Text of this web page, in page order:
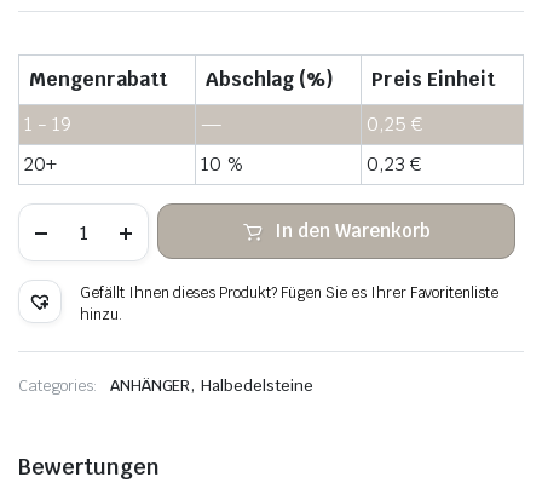
Mengenrabatt Abschlag (%)
Preis Einheit
1 - 19
— 0,25 €
20+
10 % 0,23 €
Stein
hängender
Menge
In den Warenkorb
Gefällt Ihnen dieses Produkt? Fügen Sie es Ihrer Favoritenliste
hinzu.
Categories: ANHÄNGER,Halbedelsteine
Bewertungen